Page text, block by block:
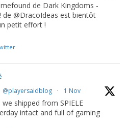
de Dark Kingdoms -
de @DracoIdeas est bientôt
petit effort !
@playersaidblog · 1 Nov
shipped from SPIELE
intact and full of gaming